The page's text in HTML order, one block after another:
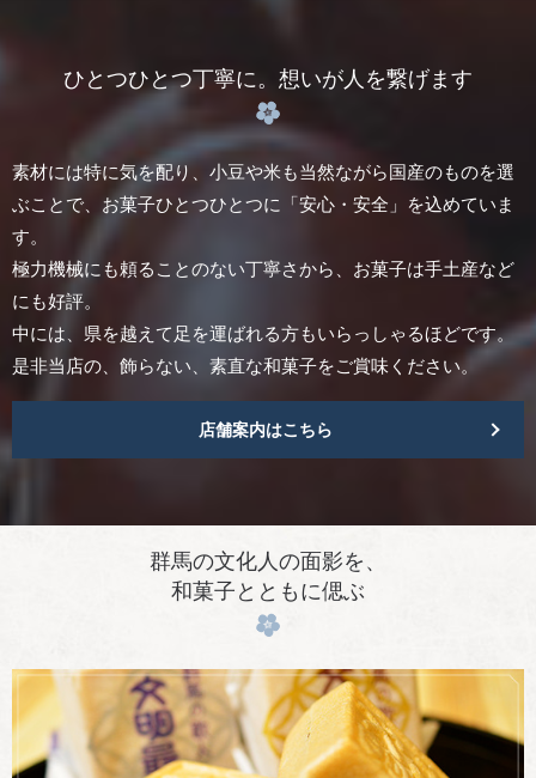
ひとつひとつ丁寧に。想いが人を繋げます
素材には特に気を配り、小豆や米も当然ながら国産のものを選
ぶことで、 お菓子ひとつひとつに「安心・安全」を込めていま
す。
極力機械にも頼ることのない丁寧さから、お菓子は手土産など
にも好評。
中には、県を越えて足を運ばれる方もいらっしゃるほどです。
是非当店の、飾らない、素直な和菓子をご賞味ください。
店舗案内はこちら
群馬の文化人の面影を、
和菓子とともに偲ぶ